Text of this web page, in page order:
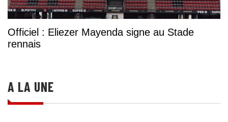
Officiel : Eliezer Mayenda signe au Stade
rennais
A LA UNE